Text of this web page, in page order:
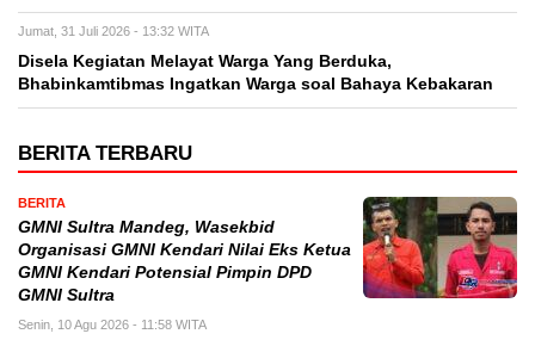
Jumat, 31 Juli 2026 - 13:32 WITA
Disela Kegiatan Melayat Warga Yang Berduka,
Bhabinkamtibmas Ingatkan Warga soal Bahaya Kebakaran
BERITA TERBARU
BERITA
GMNI Sultra Mandeg, Wasekbid
Organisasi GMNI Kendari Nilai Eks Ketua
GMNI Kendari Potensial Pimpin DPD
GMNI Sultra
Senin, 10 Agu 2026 - 11:58 WITA